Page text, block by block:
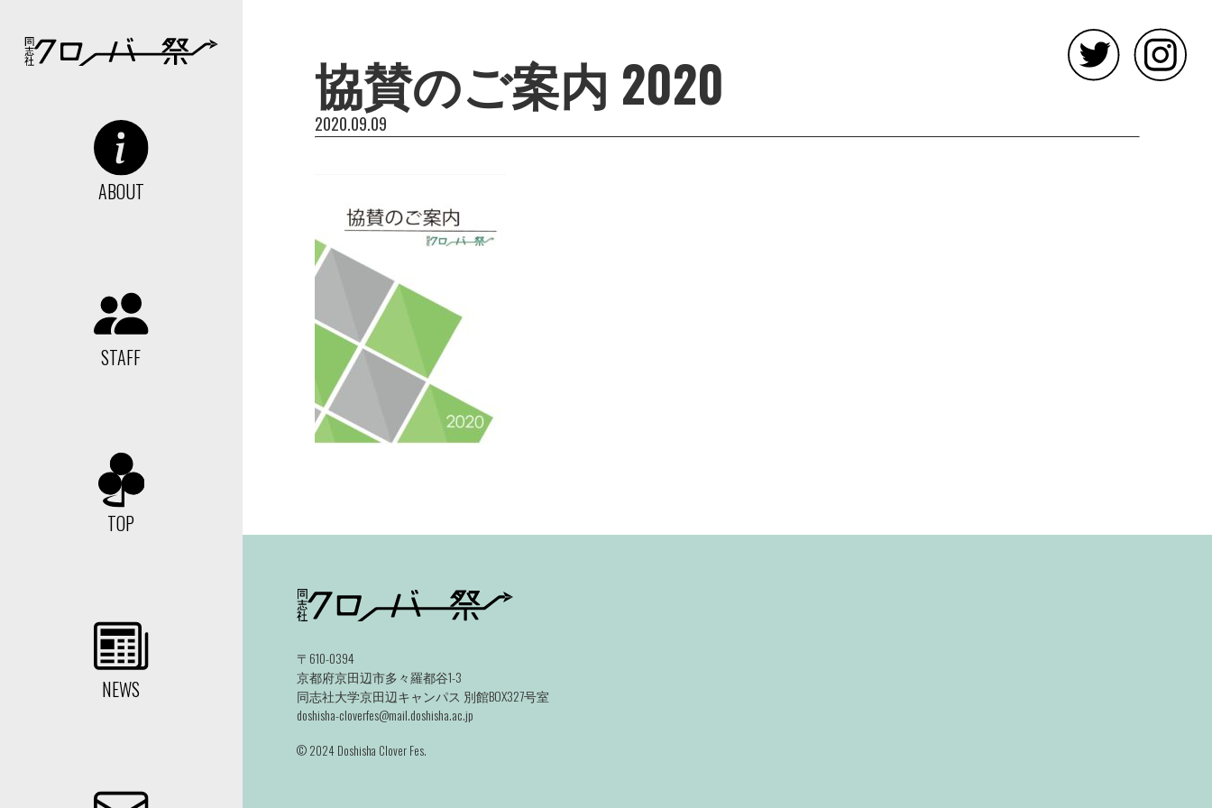
協賛のご案内 2020
2020.09.09
ABOUT
STAFF
TOP
NEWS
〒610-0394
京都府京田辺市多々羅都谷1-3
同志社大学京田辺キャンパス 別館BOX327号室
doshisha-cloverfes@mail.doshisha.ac.jp
©️ 2024 Doshisha Clover Fes.